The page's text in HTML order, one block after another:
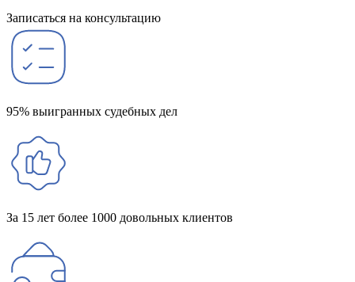
Записаться на консультацию
95% выигранных судебных дел
За 15 лет более 1000 довольных клиентов